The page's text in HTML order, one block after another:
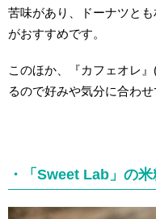
苦味があり、ドーナツとも
がおすすめです。
このほか、『カフェオレ
るので好みや気分に合わせ
・「Sweet Lab」の